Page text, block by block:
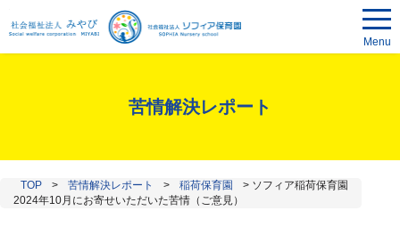
Menu
苦情解決レポート
TOP > 苦情解決レポート > 稲荷保育園 > ソフィア稲荷保育園
2024年10月にお寄せいただいた苦情（ご意見）